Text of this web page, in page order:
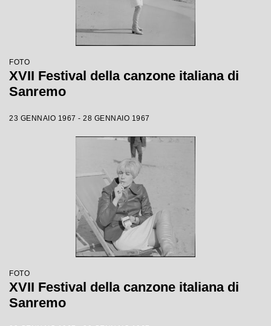
FOTO
XVII Festival della canzone italiana di
Sanremo
23 GENNAIO 1967 - 28 GENNAIO 1967
FOTO
XVII Festival della canzone italiana di
Sanremo